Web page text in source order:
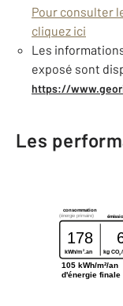
Pour consulter
cliquez ici
Les
exposé sont
https://
Les
consommation
(énergie primaire)
178
kWh/m 2 .an kg CO2
105 kWh/m²/an
d'énergie finale